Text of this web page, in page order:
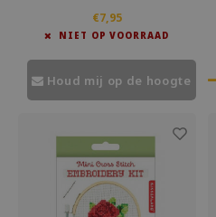
lekker creatief bezig. Even geen
schermen, maar iets moois
€7,95
NIET OP VOORRAAD
Houd mij op de hoogte